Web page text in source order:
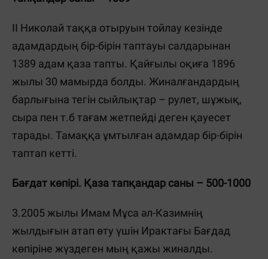
ІІ Николай таққа отыруын тойлау кезінде
адамдардың бір-бірін таптауы салдарынан
1389 адам қаза тапты. Қайғылы оқиға 1896
жылы 30 мамырда болды. Жиналғандардың
барлығына тегін сыйлықтар – рулет, шұжық,
сыра пен т.б тағам жетпейді деген қауесет
тарады. Тамаққа ұмтылған адамдар бір-бірін
таптап кетті.
Бағдат көпірі. Қаза тапқандар саны – 500-1000
3.2005 жылы Имам Мұса әл-Казимнің
жылдығын атап өту үшін Ирактағы Бағдад
көпіріне жүздеген мың қажы жиналды.